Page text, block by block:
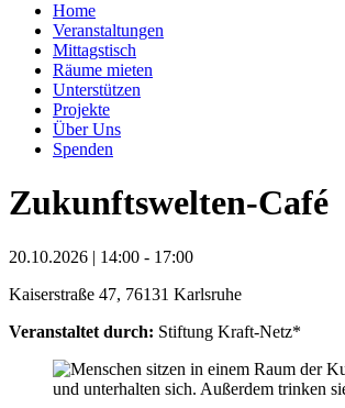
Home
Veranstaltungen
Mittagstisch
Räume mieten
Unterstützen
Projekte
Über Uns
Spenden
Zukunftswelten-Café
20.10.2026 | 14:00 - 17:00
Kaiserstraße 47, 76131 Karlsruhe
Veranstaltet durch: Stiftung Kraft-Netz*